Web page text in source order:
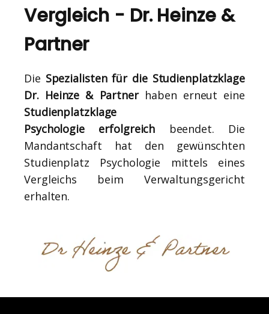
Vergleich - Dr. Heinze &
Partner
Die Spezialisten für die Studienplatzklage
Dr. Heinze & Partnerhaben erneut eine
Studienplatzklage
Psychologie
erfolgreich beendet. Die
Mandantschaft hat den gewünschten
Studienplatz Psychologie mittels eines
Vergleichs beim Verwaltungsgericht
erhalten.